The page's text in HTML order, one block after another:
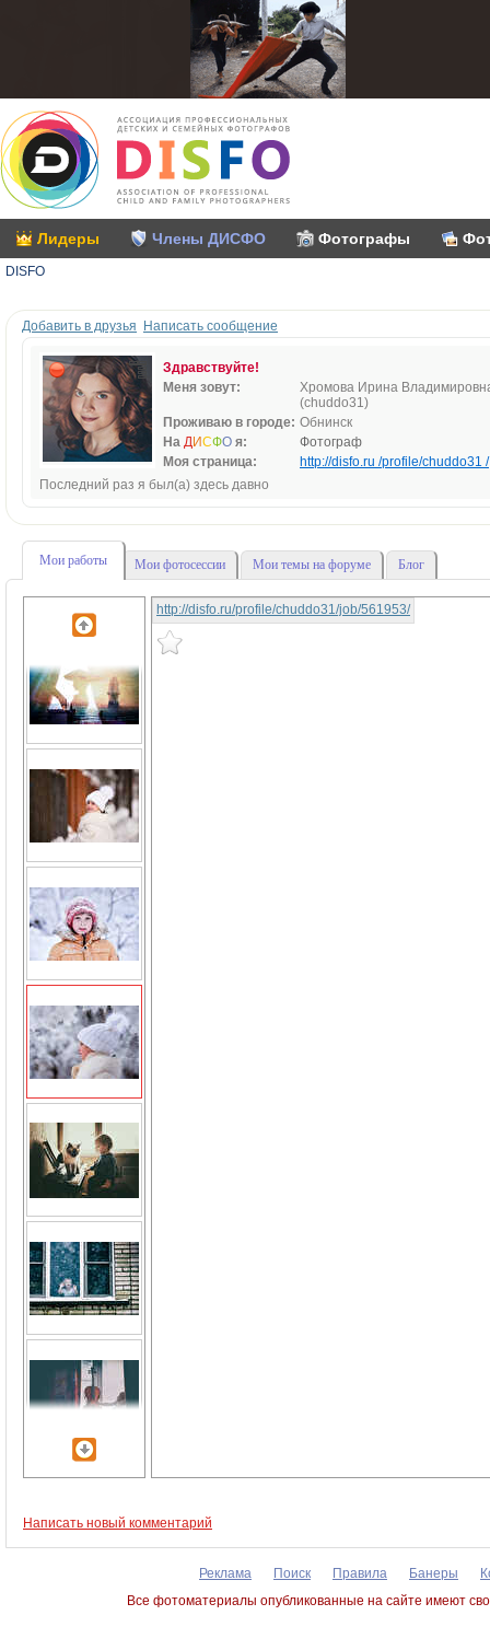
Лидеры Члены ДИСФО Фотографы
DISFO
Добавить в друзья Написать сообщение
Здравствуйте!
Меня зовут:
Хромова Ирина
(chuddo31)
Проживаю в городе: Обнинск
На ДИСФО я:
Фотограф
Моя страница:
http://disfo.ru /profile/chuddo31 /
Последний раз я был(а) здесь давно
Мои работы Мои фотосессии Мои темы на форуме Блог
http://disfo.ru/profile/chuddo31/job/561953/
Написать новый комментарий
Реклама Поиск Правила Банеры
Все фотоматериалы опубликованные на сайте имеют